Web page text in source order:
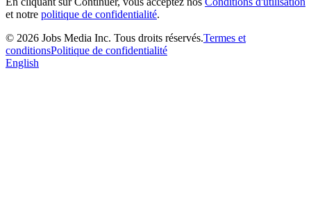
et notre politique de confidentialité.
© 2026 Jobs Media Inc. Tous droits réservés.Termes et
conditionsPolitique de confidentialité
English